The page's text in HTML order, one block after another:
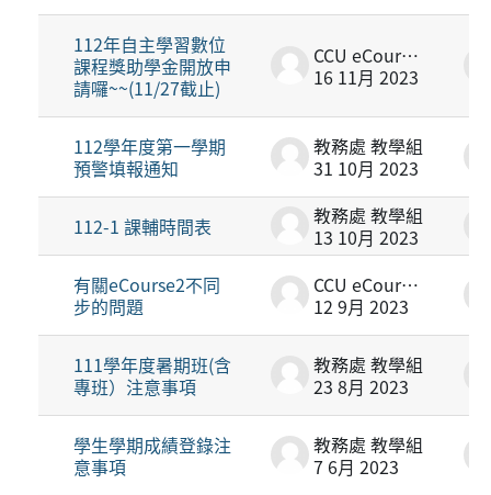
112年自主學習數位
課程獎助學金開放申
請囉~~(11/27截止)
CCU eCourse2
16 11月 2023
112學年度第一學期
預警填報通知
教務處 教學組
31 10月 2023
112-1 課輔時間表
教務處 教學組
13 10月 2023
有關eCourse2不同
步的問題
CCU eCourse2
12 9月 2023
111學年度暑期班(含
專班）注意事項
教務處 教學組
23 8月 2023
學生學期成績登錄注
意事項
教務處 教學組
7 6月 2023